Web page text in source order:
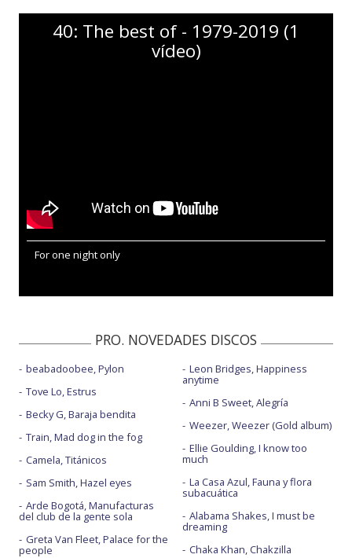
40: The best of - 1979-2019 (1
vídeo)
For one night only
PRO. NOVEDADES DISCOS
beabadoobee, Pylon
Tove Lo, Estrus
Becky G, Baraja bendita
Train, Mad dog in the fog
Camela, Titánicos
Sam Smith, Hazel eyes
Arde Bogotá, Manufacturas
del club de la gente sola
Greta Van Fleet, Palace for the
people
Leon Bridges, Happiness
anytime
Anni B Sweet, Alegría
Weezer, Weezer (Gold album)
Ellie Goulding, I know too
much
La Casa Azul, Fauna y flora
subacuática
Alabama Shakes, I must be
dreaming
Chaka Khan, Chakzilla